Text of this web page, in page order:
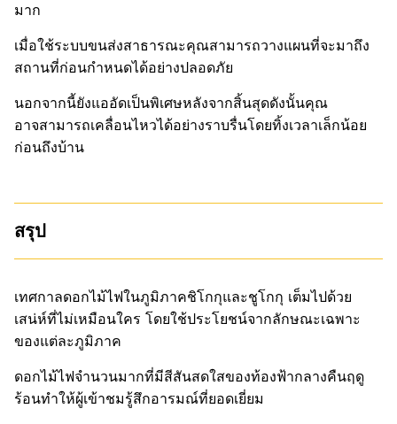
มาก
เมื่อใช้ระบบขนส่งสาธารณะคุณสามารถวางแผนที่จะมาถึง
สถานที่ก่อนกำหนดได้อย่างปลอดภัย
นอกจากนี้ยังแออัดเป็นพิเศษหลังจากสิ้นสุดดังนั้นคุณ
อาจสามารถเคลื่อนไหวได้อย่างราบรื่นโดยทิ้งเวลาเล็กน้อย
ก่อนถึงบ้าน
สรุป
เทศกาลดอกไม้ไฟในภูมิภาคชิโกกุและชูโกกุ เต็มไปด้วย
เสน่ห์ที่ไม่เหมือนใคร โดยใช้ประโยชน์จากลักษณะเฉพาะ
ของแต่ละภูมิภาค
ดอกไม้ไฟจำนวนมากที่มีสีสันสดใสของท้องฟ้ากลางคืนฤดู
ร้อนทำให้ผู้เข้าชมรู้สึกอารมณ์ที่ยอดเยี่ยม